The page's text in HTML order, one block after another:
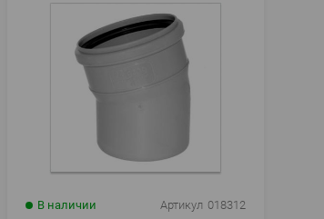
В наличии Артикул 018312